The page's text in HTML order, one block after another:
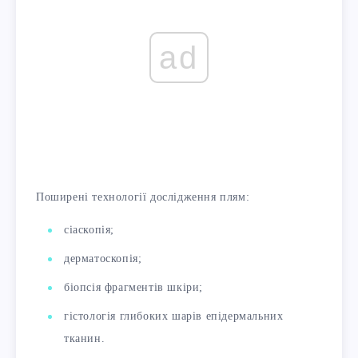
ad
Поширені технології дослідження плям:
сіаскопія;
дерматоскопія;
біопсія фрагментів шкіри;
гістологія глибоких шарів епідермальних
тканин.